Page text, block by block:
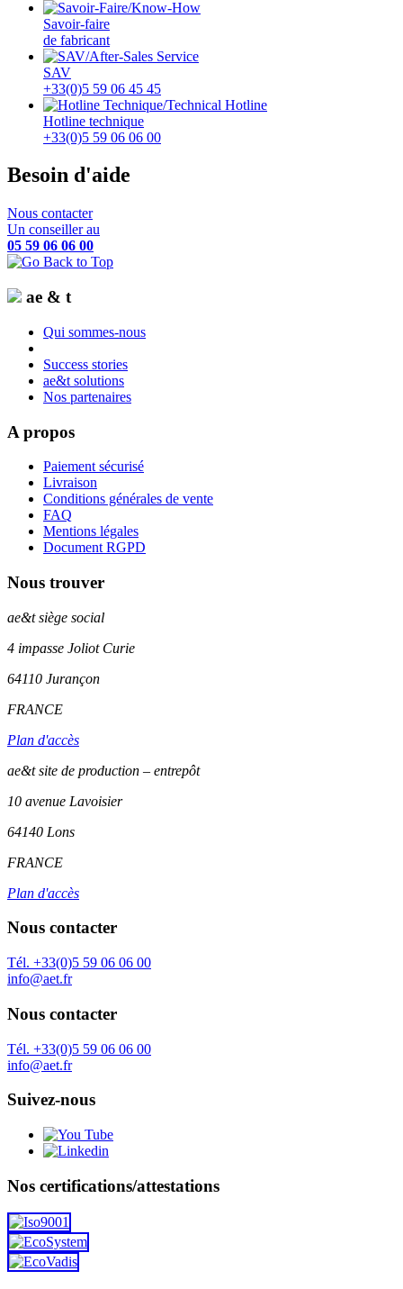
Savoir-faire
de fabricant
SAV
+33(0)5 59 06 45 45
Hotline technique
+33(0)5 59 06 06 00
Besoin d'aide
Nous contacter
Un conseiller au
05 59 06 06 00
ae & t
Qui sommes-nous
Success stories
ae&t solutions
Nos partenaires
A propos
Paiement sécurisé
Livraison
Conditions générales de vente
FAQ
Mentions légales
Document RGPD
Nous trouver
ae&tsiège social
4 impasse Joliot Curie
64110 Jurançon
FRANCE
Plan d'accès
ae&t site de production – entrepôt
10 avenue Lavoisier
64140 Lons
FRANCE
Plan d'accès
Nous contacter
Tél. +33(0)5 59 06 06 00
info@aet.fr
Nous contacter
Tél. +33(0)5 59 06 06 00
info@aet.fr
Suivez-nous
Nos certifications/attestations